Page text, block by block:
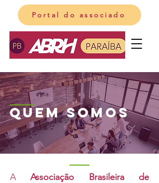
Portal do associado
Quem somos
A Associação Brasileira de